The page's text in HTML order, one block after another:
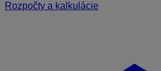
Rozpočty a kalkulácie